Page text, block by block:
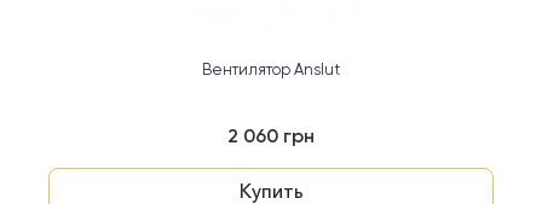
Вентилятор Anslut
2 060 грн
Купить